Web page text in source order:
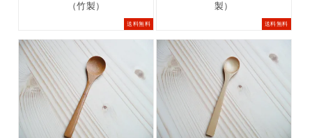
（竹製）
送料無料
製）
送料無料